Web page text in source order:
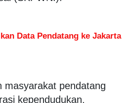
Data Pendatang ke Jakarta
masyarakat pendatang
kependudukan,